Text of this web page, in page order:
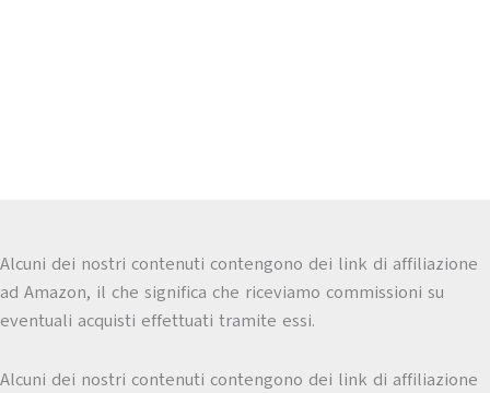
Alcuni dei nostri contenuti contengono dei link di affiliazione
ad Amazon, il che significa che riceviamo commissioni su
eventuali acquisti effettuati tramite essi.
Alcuni dei nostri contenuti contengono dei link di affiliazione